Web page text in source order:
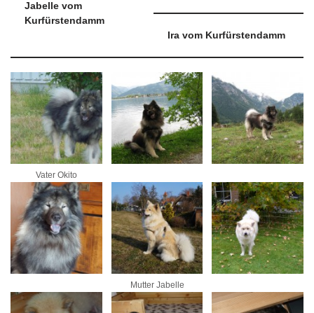
Jabelle vom
Kurfürstendamm
Ira vom Kurfürstendamm
Vater Okito
Mutter Jabelle